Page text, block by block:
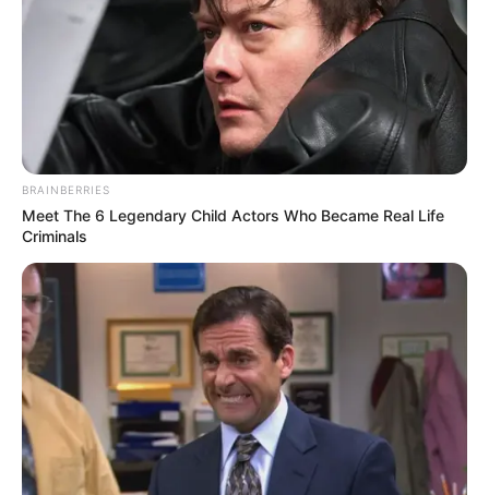
ΝΙΚΟΣ ΑΝΤΩΝΙΑΔΗΣ: ΔΙΑΤΑΧΘΗΚΕ !!! Η ΠΡΟΚΑΤΑΡΚΤΙΚΗ
ΕΞΕΤΑΣΗ ΣΤΗ ΜΗΝΥΣΗ ΤΟΥ ΑΙΩΝΑ !!! Ο ΕΙΣΑΓΓΕΛΕΑΣ
ΚΩΣΤΑΣ ΣΠΥΡΟΠΟΥΛΟΣ, ΜΕΤΑ ΤΗΝ ΑΠΟΣΤΟΛΗ ΤΗΣ
ΔΙΚΟΓΡΑΦΙΑΣ ΤΟΥ ΕΥΑΓΓΕΛΙΣΜΟΥ ΣΤΗΝ ΠΡΟΚΑΤΑΡΚΤΙΚΗ...
ΡΟΗ ΤΩΝ ΑΡΘΡΩΝ ΣΗΜΑΝΤΙΚΕΣ ΕΙΔΗΣΕΙΣ
ΝΤΟΥ ΑΠΟ ΠΑΝΤΟΥ!!!!
BRAINBERRIES
Meet The 6 Legendary Child Actors Who Became Real Life
Criminals